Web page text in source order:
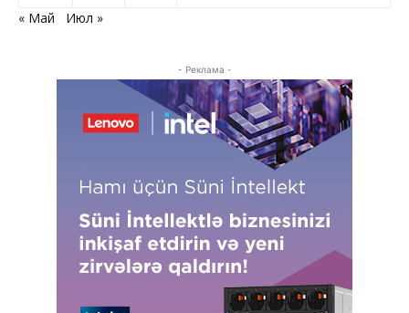
« Май
Июл »
- Реклама -